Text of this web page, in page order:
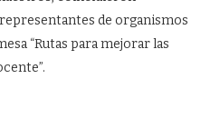
de organismos
“Rutas para mejorar las